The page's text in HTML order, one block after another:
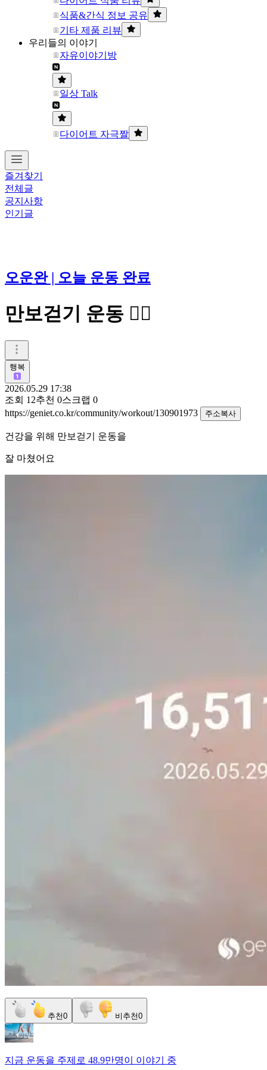
식품&간식 정보 공유
기타 제품 리뷰
우리들의 이야기
자유이야기방
일상 Talk
다이어트 자극짤
즐겨찾기
전체글
공지사항
인기글
오운완 | 오늘 운동 완료
만보걷기 운동 🚶‍♀️
행복
2026.05.29 17:38
조회 12추천 0스크랩 0
https://geniet.co.kr/community/workout/130901973
주소복사
건강을 위해 만보걷기 운동을
잘 마쳤어요
추천0 비추천0
지금 운동을 주제로 48.9만명이 이야기 중